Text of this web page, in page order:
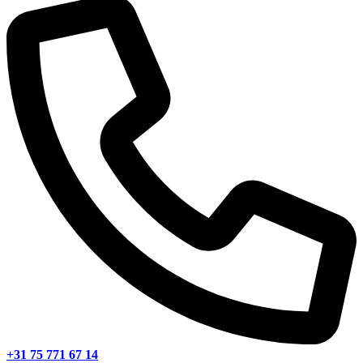
+31 75 771 67 14